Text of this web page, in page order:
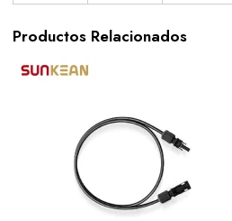
Productos Relacionados